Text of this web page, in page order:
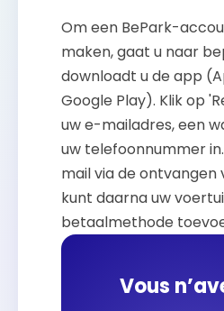
Om een BePark-
maken, gaat u naar
downloadt u de app
Google Play). Klik op
uw e-mailadres, een
uw telefoonnummer
mail via de ontvangen
kunt daarna uw
betaalmethode
Vous